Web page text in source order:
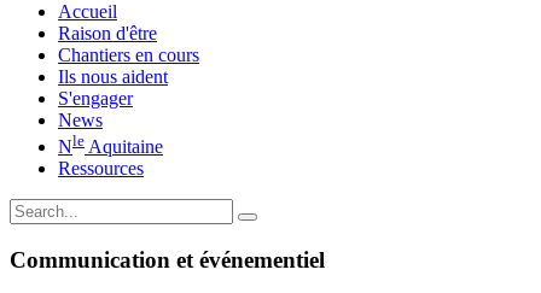
Accueil
Raison d'être
Chantiers en cours
Ils nous aident
S'engager
News
Nle Aquitaine
Ressources
Communication et événementiel